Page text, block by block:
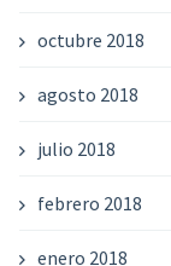
octubre 2018
agosto 2018
julio 2018
febrero 2018
enero 2018